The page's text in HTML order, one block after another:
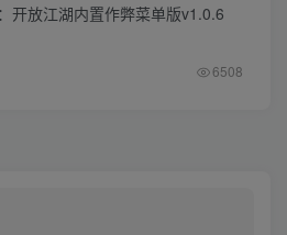
开放江湖内置作弊菜单版v1.0.6
6508